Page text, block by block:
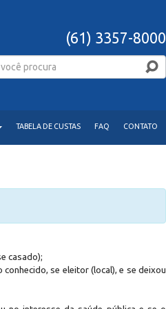
(61) 3357-8000
TABELA DE CUSTAS FAQ CONTATO
casado);
se eleitor (local), e se deixou